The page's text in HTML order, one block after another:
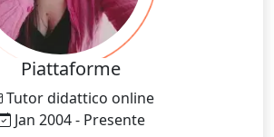
Piattaforme
Tutor didattico online
Jan 2004 - Presente